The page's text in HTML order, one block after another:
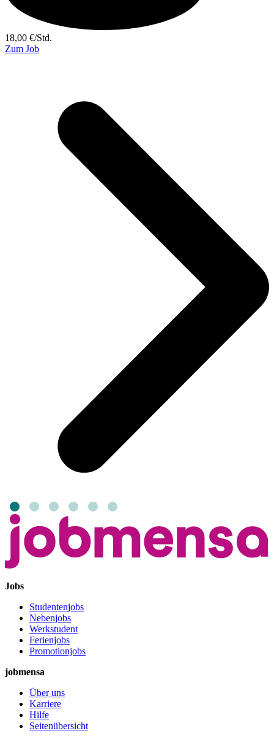
18,00 €/Std.
Zum Job
Jobs
Studentenjobs
Nebenjobs
Werkstudent
Ferienjobs
Promotionjobs
jobmensa
Über uns
Karriere
Hilfe
Seitenübersicht